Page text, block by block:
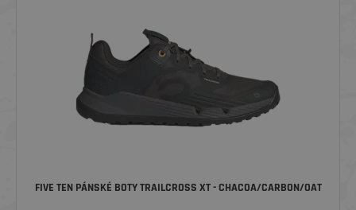
FIVE TEN PÁNSKÉ BOTY TRAILCROSS XT - CHACOA/CARBON/OAT